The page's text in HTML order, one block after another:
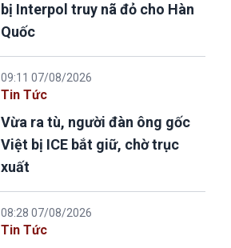
bị Interpol truy nã đỏ cho Hàn
Quốc
09:11 07/08/2026
Tin Tức
Vừa ra tù, người đàn ông gốc
Việt bị ICE bắt giữ, chờ trục
xuất
08:28 07/08/2026
Tin Tức